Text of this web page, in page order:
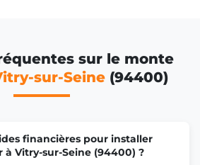
sur le monte
sur-Seine(94400)
financières pour installer
à Vitry-sur-Seine (94400) ?